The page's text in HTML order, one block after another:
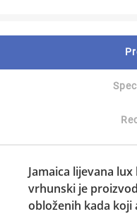
Jamaica lijevana
vrhunski je
obloženih kada